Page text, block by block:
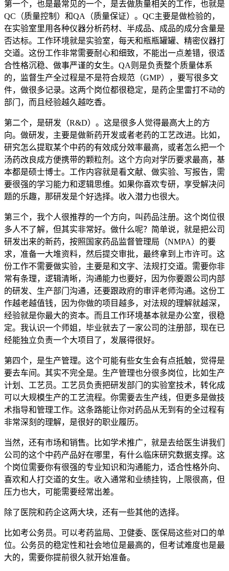
第一个，也是最常见的一个，是去做质量相关的工作，也就是
QC（质量控制）和QA（质量保证）。QC主要是做检验的，
在实验室里用各种仪器分析药材、半成品、成品的成分含量是
否达标。工作环境就是实验室，每天和瓶瓶罐罐、精密仪器打
交道。这份工作非常需要耐心和细致，不能出一点差错，很适
合性格沉稳、做事严谨的女生。QA则是负责整个质量体系
的，监督生产全过程是不是符合规范（GMP），要写很多文
件，做很多记录。这两个岗位都很稳定，是药企里雷打不动的
部门，而且经验越久越吃香。
第二个，是研发（R&D）。这是很多人觉得最高大上的方
向。做研发，主要是做新药开发或者老药的工艺改进。比如，
研究怎么提取某个中药的有效成分效率最高，或者怎么把一个
汤药改良成方便携带的颗粒剂。这个方向对学历要求最高，基
本都是硕士博士。工作内容就是看文献、做实验、写报告，需
要很强的学习能力和逻辑思维。如果你喜欢专研，享受解决问
题的乐趣，那研发是个好选择。收入潜力也很大。
第三个，我个人很推荐的一个方向，叫药品注册。这个岗位很
多人不了解，但其实非常好。做什么呢？简单说，就是把公司
研发出来的新药，按照国家药品监督管理局（NMPA）的要
求，准备一大堆资料，然后提交审批，最终拿到上市许可。这
份工作不需要做实验，主要是和文字、法规打交道。需要你非
常有条理，逻辑清晰，沟通能力也要好，因为你要跟公司内部
的研发、生产部门沟通，还要跟政府的审评老师沟通。这份工
作越老越值钱，因为你做的项目越多，对法规的理解就越深，
经验就是你最大的资本。而且工作环境基本就是办公室，很稳
定。我认识一个师姐，毕业就去了一家公司的注册部，现在已
经能独立负责一个大项目了，发展得很好。
第四个，是生产管理。这个可能有些女生会有点抵触，觉得是
要去车间。其实不完全是。生产管理也分很多岗位，比如生产
计划、工艺员。工艺员负责把研发部门的实验室技术，转化成
可以大规模生产的工艺流程。你需要去生产线，但更多是做技
术指导和管理工作。这条路能让你对药品从无到有的全过程有
非常深刻的理解，是很好的职业履历。
当然，还有市场和销售。比如学术推广，就是去给医生讲我们
公司的这个中药产品好在哪里，有什么临床研究数据支撑。这
个岗位需要你有很强的专业知识和沟通能力，适合性格外向、
喜欢和人打交道的女生。收入通常和业绩挂钩，上限很高，但
压力也大，可能需要经常出差。
除了医院和药企这两大块，还有一些其他的选择。
比如考公务员。可以考药监局、卫健委、医保局这些对口的单
位。公务员的稳定性和社会地位是最高的，但考试难度也是最
大的，需要你提前很久就开始准备。